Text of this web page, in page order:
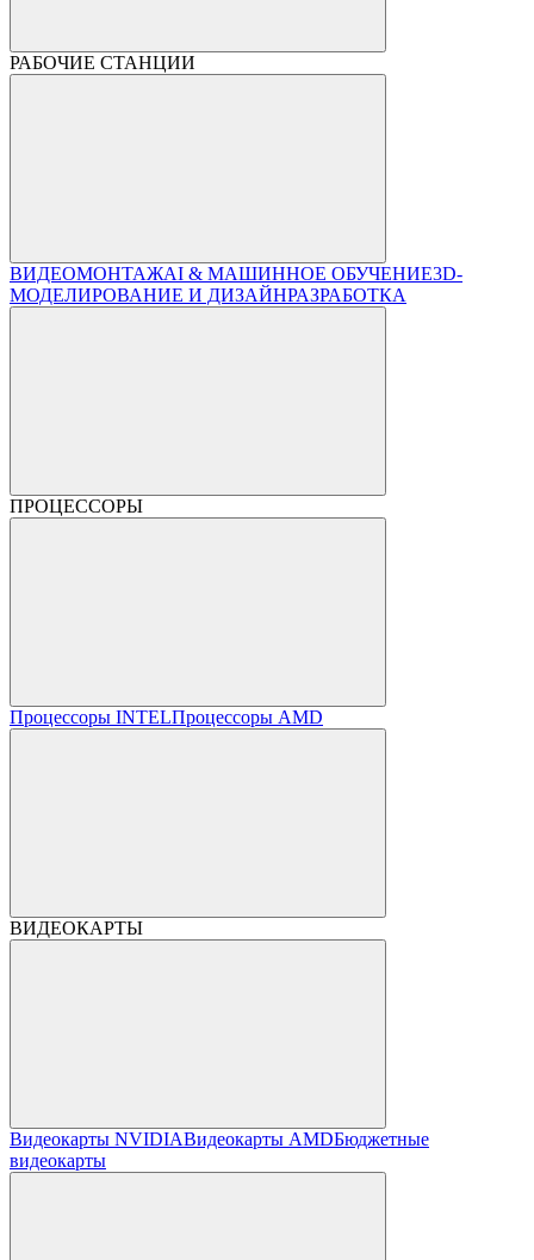
РАБОЧИЕ СТАНЦИИ
ВИДЕОМОНТАЖAI & МАШИННОЕ ОБУЧЕНИЕ3D-
МОДЕЛИРОВАНИЕ И ДИЗАЙНРАЗРАБОТКА
ПРОЦЕССОРЫ
Процессоры INTELПроцессоры AMD
ВИДЕОКАРТЫ
Видеокарты NVIDIAВидеокарты AMDБюджетные
видеокарты